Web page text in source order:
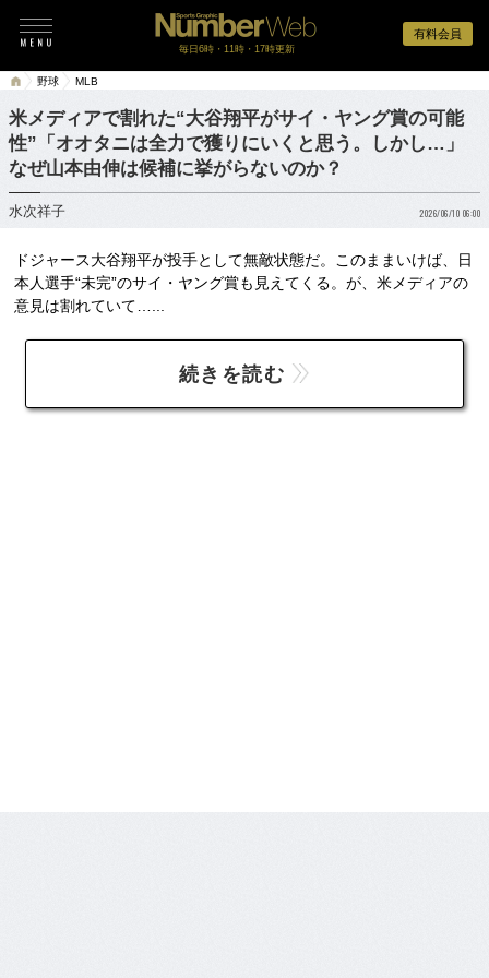
有料会員
毎日6時・11時・17時更新
野球 MLB
米メディアで割れた“大谷翔平がサイ・ヤング賞の可能
性”「オオタニは全力で獲りにいくと思う。しかし…」
なぜ山本由伸は候補に挙がらないのか？
水次祥子 2026/06/10 06:00
ドジャース大谷翔平が投手として無敵状態だ。このままいけば、日
本人選手“未完”のサイ・ヤング賞も見えてくる。が、米メディアの
意見は割れていて…...
続きを読む